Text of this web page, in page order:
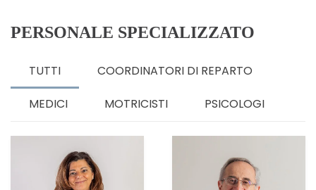
PERSONALE SPECIALIZZATO
TUTTI COORDINATORI DI REPARTO
MEDICI MOTRICISTI PSICOLOGI